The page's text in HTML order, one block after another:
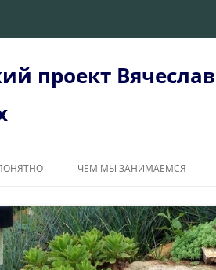
проект
ЧЕМ МЫ ЗАНИМАЕМСЯ